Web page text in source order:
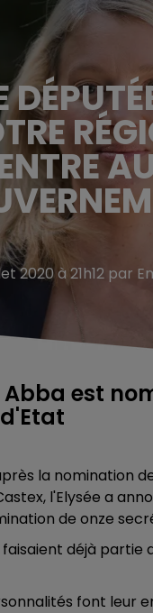
2020 à 21h12 par
est
la nomination
l'Elysée a
de onze
faisaient déjà partie
font leur